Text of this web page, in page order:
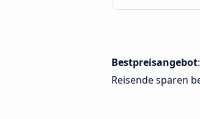
Bestpreisangebot
Reisende sparen